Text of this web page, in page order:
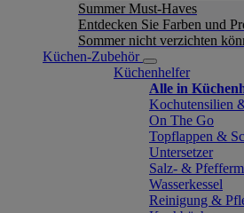
Summer Must-Haves
Entdecken Sie Farben und
Sommer nicht verzichten
Küchen-Zubehör
Küchenhelfer
Alle in
Kochutensilien
On The Go
Topflappen &
Untersetzer
Salz- &
Wasserkessel
Reinigung &